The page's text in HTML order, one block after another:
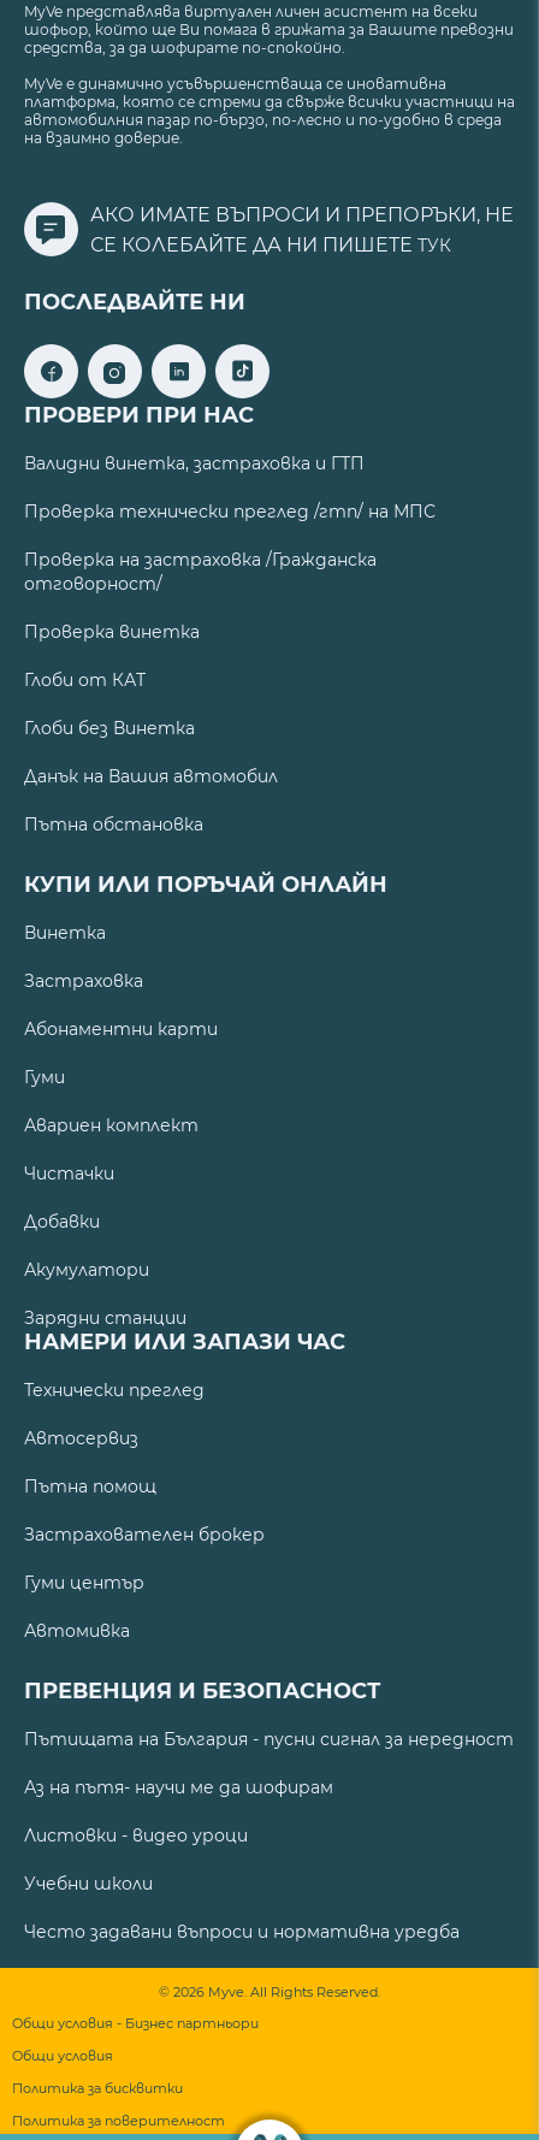
MyVe представлява виртуален личен асистент на всеки
шофьор, който ще Ви помага в грижата за Вашите превозни
средства, за да шофирате по-спокойно.
MyVe е динамично усъвършенстваща се иновативна
платформа, която се стреми да свърже всички участници на
автомобилния пазар по-бързо, по-лесно и по-удобно в среда
на взаимно доверие.
АКО ИМАТЕ ВЪПРОСИ И ПРЕПОРЪКИ, НЕ
СЕ КОЛЕБАЙТЕ ДА НИ ПИШЕТЕ ТУК
ПОСЛЕДВАЙТЕ НИ
ПРОВЕРИ ПРИ НАС
Валидни винетка, застраховка и ГТП
Проверка технически преглед /гтп/ на МПС
Проверка на застраховка /Гражданска
отговорност/
Проверка винетка
Глоби от КАТ
Глоби без Винетка
Данък на Вашия автомобил
Пътна обстановка
КУПИ ИЛИ ПОРЪЧАЙ ОНЛАЙН
Винетка
Застраховка
Абонаментни карти
Гуми
Авариен комплект
Чистачки
Добавки
Акумулатори
Зарядни станции
НАМЕРИ ИЛИ ЗАПАЗИ ЧАС
Технически преглед
Автосервиз
Пътна помощ
Застрахователен брокер
Гуми център
Автомивка
ПРЕВЕНЦИЯ И БЕЗОПАСНОСТ
Пътищата на България - пусни сигнал за нередност
Аз на пътя- научи ме да шофирам
Листовки - видео уроци
Учебни школи
Често задавани въпроси и нормативна уредба
© 2026 Myve. All Rights Reserved.
Общи условия - Бизнес партньори
Общи условия
Политика за бисквитки
Политика за поверителност